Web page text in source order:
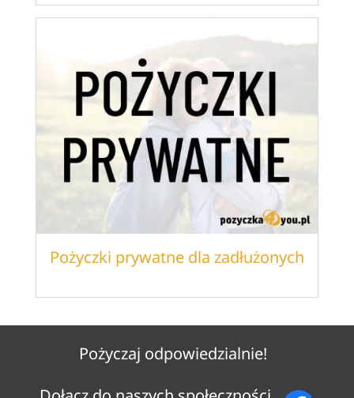
Pożyczki prywatne dla zadłużonych
Pożyczaj odpowiedzialnie!